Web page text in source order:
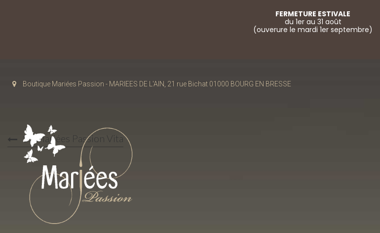
Boutique Mariées Passion - MARIEES DE L'AIN, 21 rue Bichat 01000 BOURG EN BRESSE
15 Mariées Passion Vita
FERMETURE ESTIVALE
du 1er au 31 août
(ouverure le mardi 1er septembre)